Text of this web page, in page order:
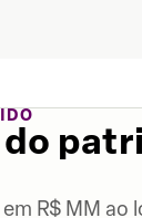
R$ MM ao